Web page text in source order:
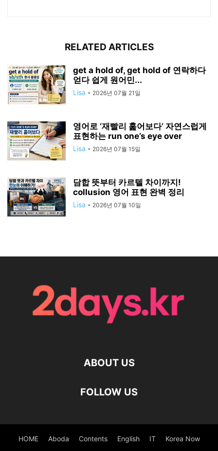
RELATED ARTICLES
get a hold of, get hold of 연락하다
얻다 쉽게 원어민...
Lisa - 2026년 07월 21일
영어로 ‘재빨리 훑어보다’ 자연스럽게
표현하는 run one’s eye over
Lisa - 2026년 07월 15일
담합 뜻부터 카르텔 차이까지!
collusion 영어 표현 완벽 정리
Lisa - 2026년 07월 10일
ABOUT US
FOLLOW US
HOME Aboda Contents English IT Korea Now